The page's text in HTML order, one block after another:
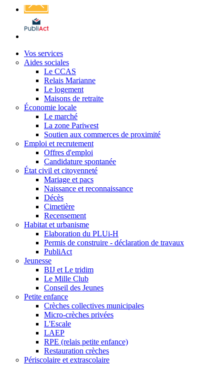
Affichage
légal
Vos services
Aides sociales
Le CCAS
Relais Marianne
Le logement
Maisons de retraite
Économie locale
Le marché
La zone Pariwest
Soutien aux commerces de proximité
Emploi et recrutement
Offres d'emploi
Candidature spontanée
État civil et citoyenneté
Mariage et pacs
Naissance et reconnaissance
Décès
Cimetière
Recensement
Habitat et urbanisme
Elaboration du PLUi-H
Permis de construire - déclaration de travaux
PubliAct
Jeunesse
BIJ et Le tridim
Le Mille Club
Conseil des Jeunes
Petite enfance
Crèches collectives municipales
Micro-crèches privées
L'Escale
LAEP
RPE (relais petite enfance)
Restauration crèches
Périscolaire et extrascolaire